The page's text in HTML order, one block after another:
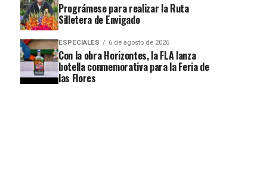
Prográmese para realizar la Ruta
Silletera de Envigado
ESPECIALES 6 de agosto de 2026
Con la obra Horizontes, la FLA lanza
botella conmemorativa para la Feria de
las Flores